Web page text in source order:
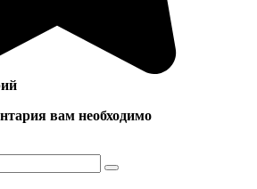
вам необходимо